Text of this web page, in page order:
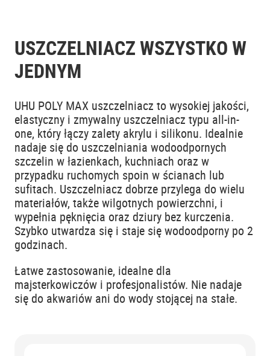
USZCZELNIACZ WSZYSTKO W
JEDNYM
UHU POLY MAX uszczelniacz to wysokiej jakości,
elastyczny i zmywalny uszczelniacz typu all-in-
one, który łączy zalety akrylu i silikonu. Idealnie
nadaje się do uszczelniania wodoodpornych
szczelin w łazienkach, kuchniach oraz w
przypadku ruchomych spoin w ścianach lub
sufitach. Uszczelniacz dobrze przylega do wielu
materiałów, także wilgotnych powierzchni, i
wypełnia pęknięcia oraz dziury bez kurczenia.
Szybko utwardza się i staje się wodoodporny po 2
godzinach.
Łatwe zastosowanie, idealne dla
majsterkowiczów i profesjonalistów. Nie nadaje
się do akwariów ani do wody stojącej na stałe.